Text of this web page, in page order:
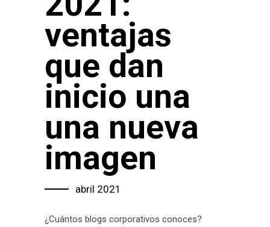
ventajas
que dan
inicio una
una nueva
imagen
abril 2021
¿Cuántos blogs corporativos conoces?